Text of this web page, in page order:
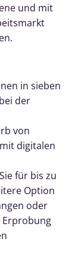
und mit
in sieben
der
von
digitalen
für bis zu
Option
oder
Erprobung